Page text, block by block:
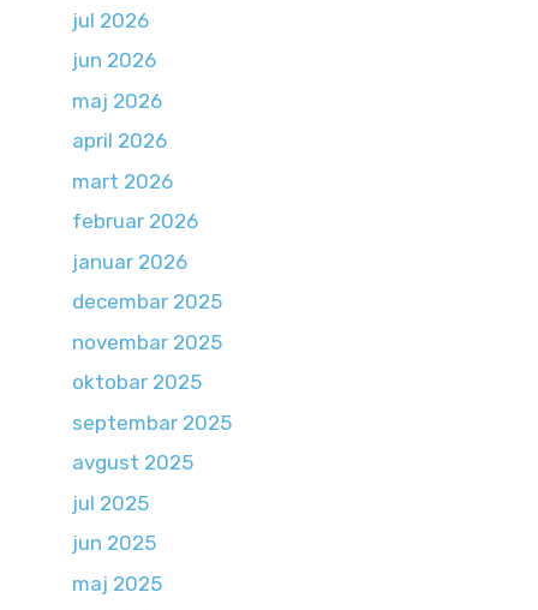
jul 2026
jun 2026
maj 2026
april 2026
mart 2026
februar 2026
januar 2026
decembar 2025
novembar 2025
oktobar 2025
septembar 2025
avgust 2025
jul 2025
jun 2025
maj 2025